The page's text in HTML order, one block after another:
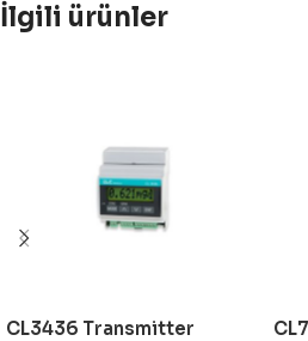
İlgili ürünler
CL3436 Transmitter